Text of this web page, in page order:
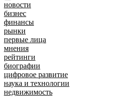
новости
бизнес
финансы
рынки
первые лица
мнения
рейтинги
биографии
цифровое развитие
наука и технологии
недвижимость